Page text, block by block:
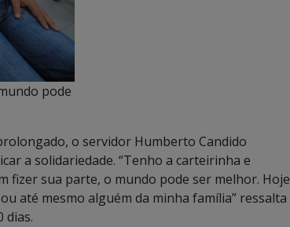
pode
o servidor Humberto Candido
a solidariedade. “Tenho a carteirinha e
fizer sua parte, o mundo pode ser melhor. Hoje
até mesmo alguém da minha família” ressalta
dias.